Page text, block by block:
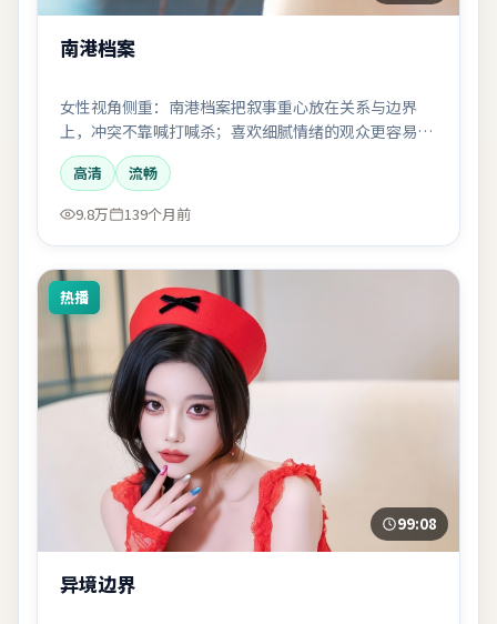
南港档案
女性视角侧重：南港档案把叙事重心放在关系与边界
上，冲突不靠喊打喊杀；喜欢细腻情绪的观众更容易代
入。
高清
流畅
9.8万
139个月前
热播
99:08
异境边界